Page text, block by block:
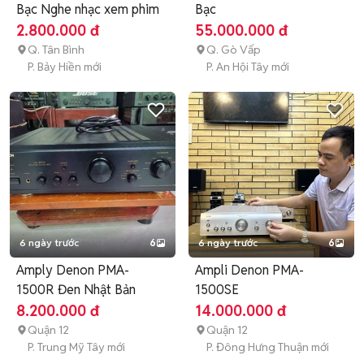
Bạc Nghe nhạc xem phim
2.800.000 đ
Q. Tân Bình
P. Bảy Hiền mới
Bạc
55.000.000 đ
Q. Gò Vấp
P. An Hội Tây mới
6 ngày trước 6
Amply Denon PMA-
1500R Đen Nhật Bản
8.200.000 đ
Quận 12
P. Trung Mỹ Tây mới
6 ngày trước 6
Ampli Denon PMA-
1500SE
14.000.000 đ
Quận 12
P. Đông Hưng Thuận mới